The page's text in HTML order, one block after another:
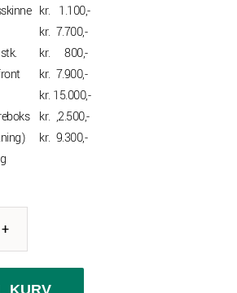
kr. 1.100,-
kr. 7.700,-
kr. 800,-
kr. 7.900,-
kr. 15.000,-
kr. ,2.500,-
kr. 9.300,-